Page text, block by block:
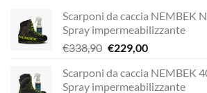
Scarponi da caccia NEMBEK
Spray impermeabilizzante
€338,90 Il
originale
€229,00Il
attuale
Scarponi da caccia NEMBEK
Spray impermeabilizzante